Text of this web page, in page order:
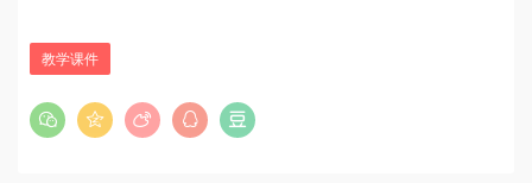
教学课件